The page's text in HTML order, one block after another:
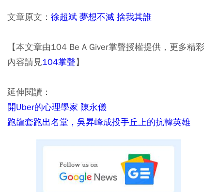
文章原文： 徐超斌 夢想不滅 捨我其誰
【本文章由104 Be A Giver掌聲授權提供，更多精彩
內容請見104掌聲】
延伸閱讀：
開Uber的心理學家 陳永儀
跑龍套跑出名堂，吳昇峰成投手丘上的抗韓英雄